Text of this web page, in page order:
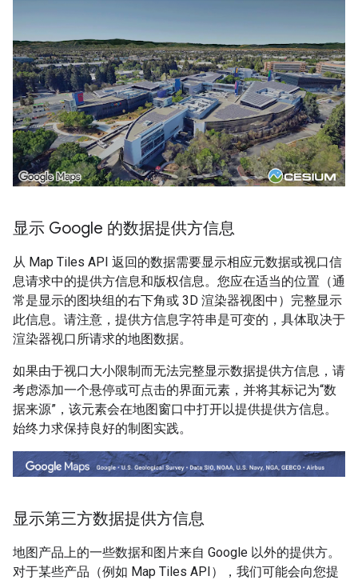
显示 Google 的数据提供方信息
从 Map Tiles API 返回的数据需要显示相应元数据或视口信
息请求中的提供方信息和版权信息。您应在适当的位置（通
常是显示的图块组的右下角或 3D 渲染器视图中）完整显示
此信息。请注意，提供方信息字符串是可变的，具体取决于
渲染器视口所请求的地图数据。
如果由于视口大小限制而无法完整显示数据提供方信息，请
考虑添加一个悬停或可点击的界面元素，并将其标记为“数
据来源”，该元素会在地图窗口中打开以提供提供方信息。
始终力求保持良好的制图实践。
显示第三方数据提供方信息
地图产品上的一些数据和图片来自 Google 以外的提供方。
对于某些产品（例如 Map Tiles API），我们可能会向您提